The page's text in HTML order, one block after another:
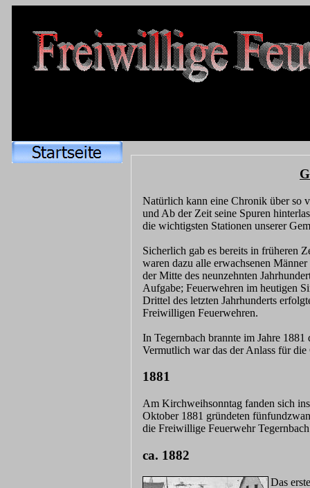
Natürlich kann eine Chronik über so
und Ab der Zeit seine Spuren
die wichtigsten Stationen unserer
Sicherlich gab es bereits in früheren
waren dazu alle erwachsenen
der Mitte des neunzehnten
Aufgabe; Feuerwehren im heutigen
Drittel des letzten Jahrhunderts
Freiwilligen Feuerwehren.
In Tegernbach brannte im Jahre
Vermutlich war das der Anlass für die
1881
Am Kirchweihsonntag fanden sich
Oktober 1881 gründeten
die Freiwillige Feuerwehr
ca. 1882
Das